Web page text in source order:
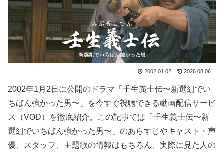
2002.01.02 2026.08.06
2002年1月2日に公開のドラマ「壬生義士伝〜新選組でい
ちばん強かった男〜」を今すぐ視聴できる動画配信サービ
ス（VOD）を徹底紹介。この記事では「壬生義士伝〜新
選組でいちばん強かった男〜」のあらすじやキャスト・声
優、スタッフ、主題歌の情報はもちろん、実際に見た人の